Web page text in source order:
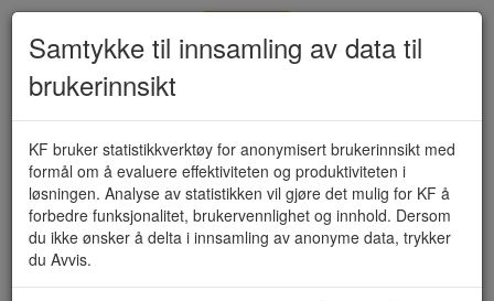
Serveringsbevilling (KF-267)
Berlevåg kommune
Samtykke til innsamling av data til
brukerinnsikt
KF bruker statistikkverktøy for anonymisert brukerinnsikt med
formål om å evaluere effektiviteten og produktiviteten i
løsningen. Analyse av statistikken vil gjøre det mulig for KF å
forbedre funksjonalitet, brukervennlighet og innhold. Dersom
du ikke ønsker å delta i innsamling av anonyme data, trykker
du Avvis.